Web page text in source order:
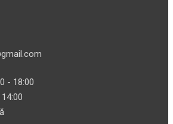
- 18:00